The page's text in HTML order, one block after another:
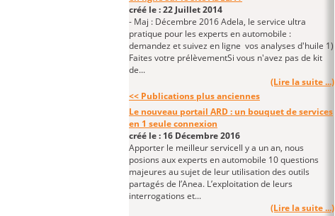
créé le : 22 Juillet 2014
- Maj : Décembre 2016 Adela, le service ultra
pratique pour les experts en automobile :
demandez et suivez en ligne vos analyses d'huile 1)
Faites votre prélèvementSi vous n'avez pas de kit
de...
(Lire la suite ...)
<< Publications plus anciennes
Le nouveau portail ARD : un bouquet de services
en 1 seule connexion
créé le : 16 Décembre 2016
Apporter le meilleur serviceIl y a un an, nous
posions aux experts en automobile 10 questions
majeures au sujet de leur utilisation des outils
partagés de l’Anea. L’exploitation de leurs
interrogations et...
(Lire la suite ...)